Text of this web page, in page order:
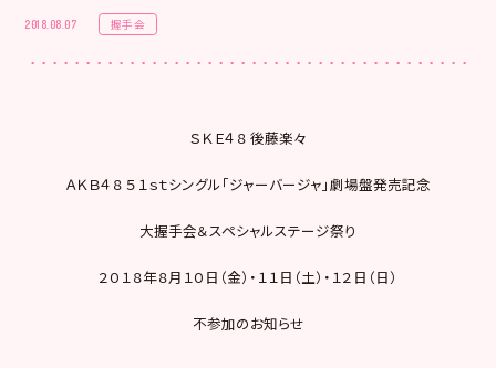
2018.08.07 握手会
ＳＫＥ４８ 後藤楽々
ＡＫＢ４８ ５１ｓｔシングル「ジャーバージャ」劇場盤発売記念
大握手会＆スペシャルステージ祭り
２０１８年８月１０日（金）・１１日（土）・１２日（日）
不参加のお知らせ